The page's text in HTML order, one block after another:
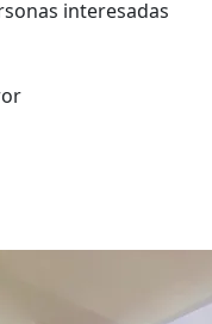
interesadas